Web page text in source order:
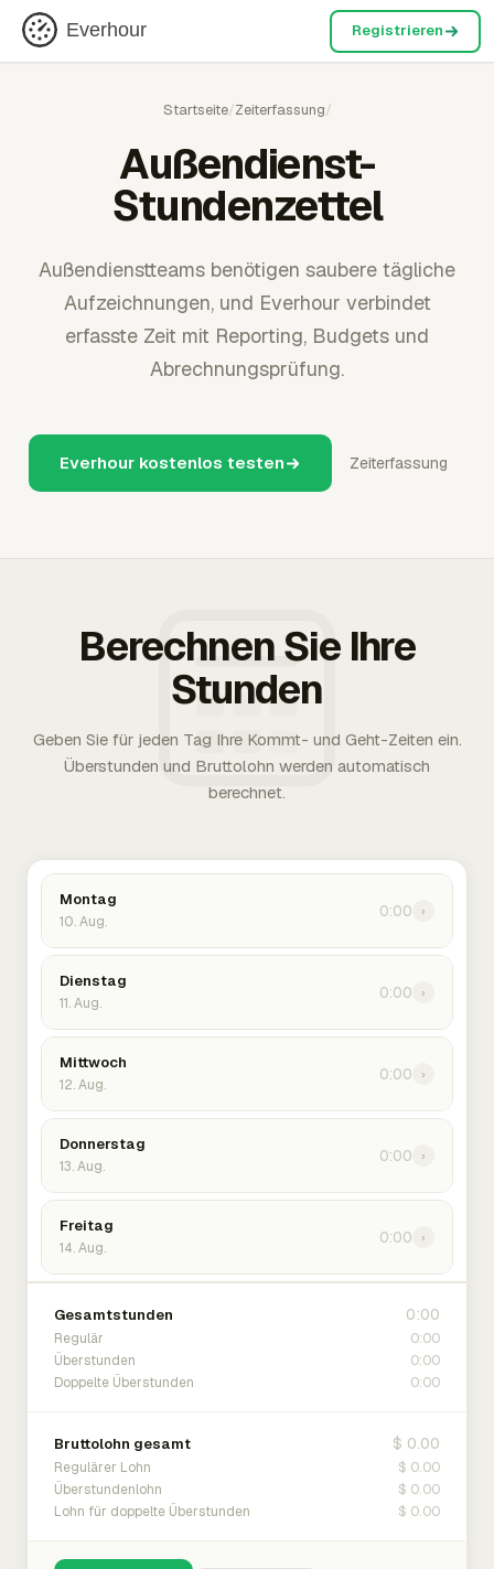
Everhour Registrieren
Startseite/Zeiterfassung/
Außendienst-
Stundenzettel
Außendienstteams benötigen saubere tägliche
Aufzeichnungen, und Everhour verbindet
erfasste Zeit mit Reporting, Budgets und
Abrechnungsprüfung.
Everhour kostenlos testen Zeiterfassung
Berechnen Sie Ihre
Stunden
Geben Sie für jeden Tag Ihre Kommt- und Geht-Zeiten ein.
Überstunden und Bruttolohn werden automatisch
berechnet.
Montag
10. Aug.
0:00 ›
Dienstag
11. Aug.
0:00 ›
Mittwoch
12. Aug.
0:00 ›
Donnerstag
13. Aug.
0:00 ›
Freitag
14. Aug.
0:00 ›
Gesamtstunden 0:00
Regulär 0:00
Überstunden 0:00
Doppelte Überstunden 0:00
Bruttolohn gesamt $ 0.00
Regulärer Lohn $ 0.00
Überstundenlohn $ 0.00
Lohn für doppelte Überstunden $ 0.00